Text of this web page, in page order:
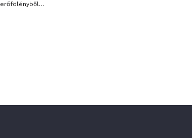
erőfölényből…